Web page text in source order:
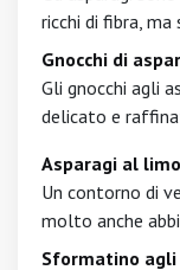
ricchi di fibra, ma
Gnocchi di
Gli gnocchi agli
delicato e
Asparagi al
Un contorno di
molto anche
Sformatino